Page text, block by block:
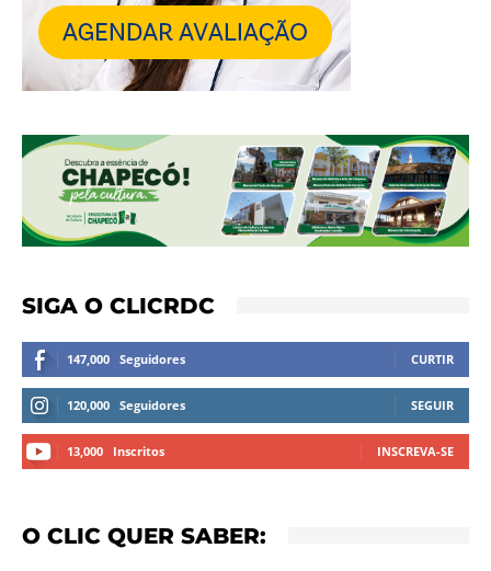
SIGA O CLICRDC
147,000 Seguidores CURTIR
120,000 Seguidores SEGUIR
13,000 Inscritos INSCREVA-SE
O CLIC QUER SABER: